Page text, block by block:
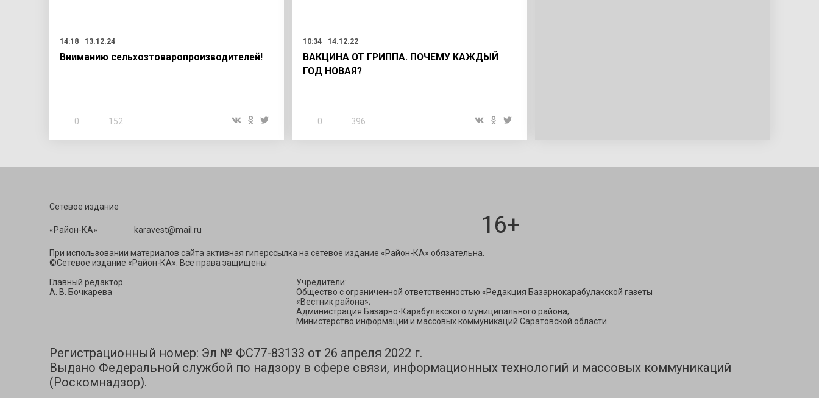
14:18 13.12.24
Вниманию сельхозтоваропроизводителей!
0 152
10:34 14.12.22
ВАКЦИНА ОТ ГРИППА. ПОЧЕМУ КАЖДЫЙ
ГОД НОВАЯ?
0 396
Сетевое издание
«Район-КА» karavest@mail.ru 16+
При использовании материалов сайта активная гиперссылка на сетевое издание «Район-КА» обязательна.
©Сетевое издание «Район-КА». Все права защищены
Главный редактор
А. В. Бочкарева
Учредители:
Общество с ограниченной ответственностью «Редакция Базарнокарабулакской газеты
«Вестник района»;
Администрация Базарно-Карабулакского муниципального района;
Министерство информации и массовых коммуникаций Саратовской области.
Регистрационный номер: Эл № ФС77-83133 от 26 апреля 2022 г.
Выдано Федеральной службой по надзору в сфере связи, информационных технологий и массовых коммуникаций
(Роскомнадзор).